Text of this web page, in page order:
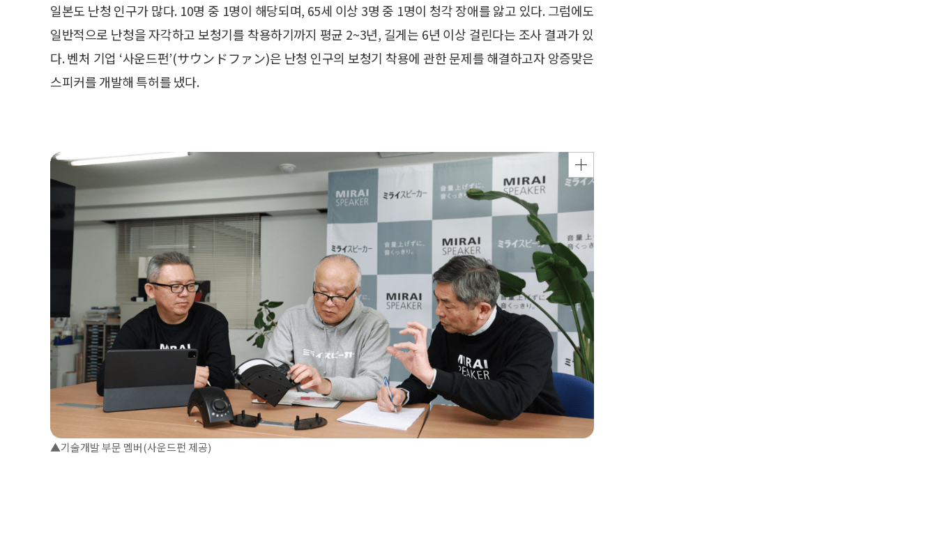
일본도 난청 인구가 많다. 10명 중 1명이 해당되며, 65세 이상 3명 중 1명이 청각 장애를 앓고 있다. 그럼에도
일반적으로 난청을 자각하고 보청기를 착용하기까지 평균 2~3년, 길게는 6년 이상 걸린다는 조사 결과가 있
다. 벤처 기업 ‘사운드펀’(サウンドファン)은 난청 인구의 보청기 착용에 관한 문제를 해결하고자 앙증맞은
스피커를 개발해 특허를 냈다.
▲기술개발 부문 멤버(사운드펀 제공)